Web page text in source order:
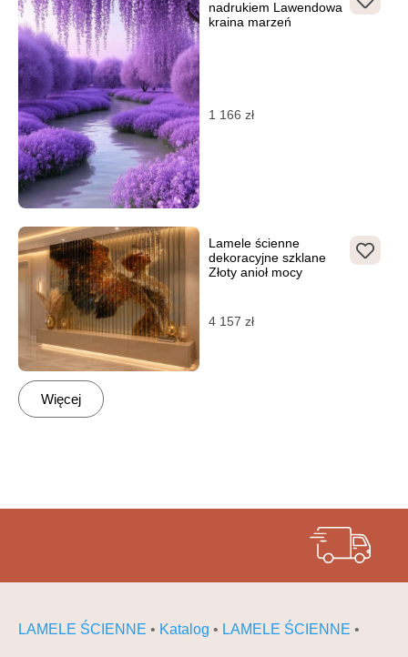
nadrukiem Lawendowa
kraina marzeń
1 166 zł
Lamele ścienne
dekoracyjne szklane
Złoty anioł mocy
4 157 zł
Więcej
LAMELE ŚCIENNE • Katalog • LAMELE ŚCIENNE •